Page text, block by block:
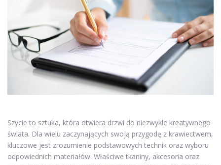
Szycie to sztuka, która otwiera drzwi do niezwykle kreatywnego
świata. Dla wielu zaczynających swoją przygodę z krawiectwem,
kluczowe jest zrozumienie podstawowych technik oraz wyboru
odpowiednich materiałów. Właściwe tkaniny, akcesoria oraz